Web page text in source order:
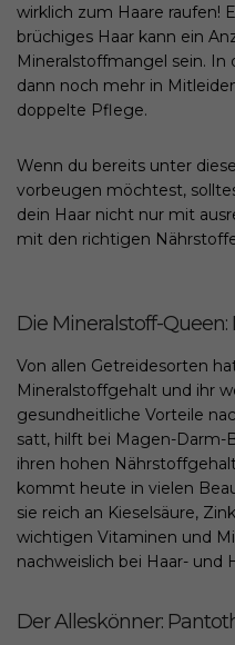
wirklich zum Haare raufen!
brüchiges Haar kann ein
Mineralstoffmangel sein. In
dann noch mehr in
doppelte Pflege.
Wenn du bereits unter
vorbeugen möchtest,
dein Haar nicht nur mit
mit den richtigen
Die Mineralstoff-
Von allen Getreidesorten
Mineralstoffgehalt und ihr
gesundheitliche Vorteile
satt, hilft bei Magen-Darm-
ihren hohen
kommt heute in vielen
sie reich an Kieselsäure,
wichtigen Vitaminen und
nachweislich bei Haar- und
Der Alleskönner: